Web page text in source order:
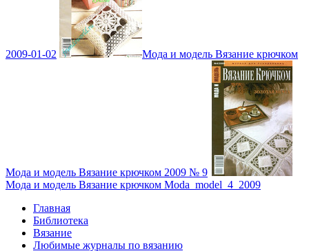
2009-01-02 Мода и модель Вязание крючком
Мода и модель Вязание крючком 2009 № 9
Мода и модель Вязание крючком Moda_model_4_2009
Главная
Библиотека
Вязание
Любимые журналы по вязанию